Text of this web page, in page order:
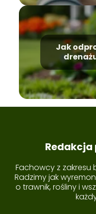
Jak
Fachowcy z
Radzimy jak
o trawnik, rośliny i